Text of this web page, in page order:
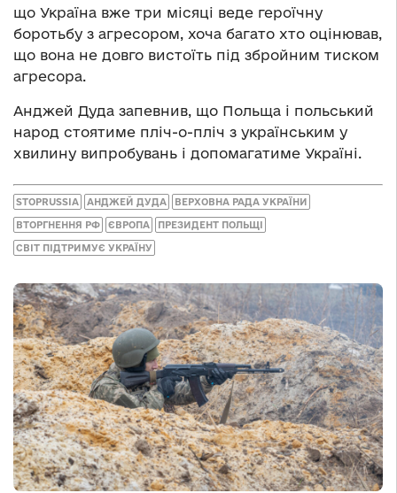
що Україна вже три місяці веде героїчну
боротьбу з агресором, хоча багато хто оцінював,
що вона не довго вистоїть під збройним тиском
агресора.
Анджей Дуда запевнив, що Польща і польський
народ стоятиме пліч-о-пліч з українським у
хвилину випробувань і допомагатиме Україні.
STOPRUSSIA АНДЖЕЙ ДУДА ВЕРХОВНА РАДА УКРАЇНИ
ВТОРГНЕННЯ РФ ЄВРОПА ПРЕЗИДЕНТ ПОЛЬЩІ
СВІТ ПІДТРИМУЄ УКРАЇНУ